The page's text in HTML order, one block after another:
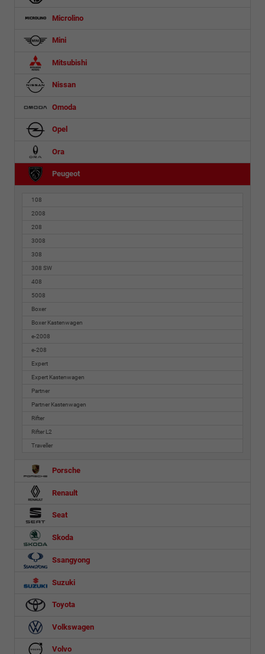
Microlino
Mini
Mitsubishi
Nissan
Omoda
Opel
Ora
Peugeot
108
2008
208
3008
308
308 SW
408
5008
Boxer
Boxer Kastenwagen
e-2008
e-208
Expert
Expert Kastenwagen
Partner
Partner Kastenwagen
Rifter
Rifter L2
Traveller
Porsche
Renault
Seat
Skoda
Ssangyong
Suzuki
Toyota
Volkswagen
Volvo